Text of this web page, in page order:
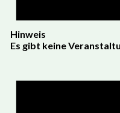
Hinweis
Es gibt keine